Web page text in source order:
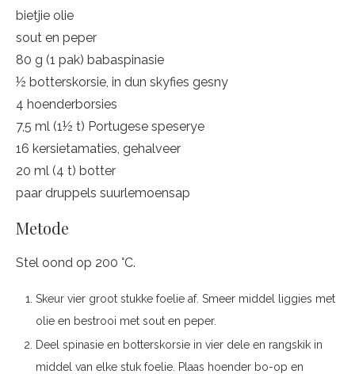
bietjie olie
sout en peper
80 g (1 pak) babaspinasie
½ botterskorsie, in dun skyfies gesny
4 hoenderborsies
7,5 ml (1½ t) Portugese speserye
16 kersietamaties, gehalveer
20 ml (4 t) botter
paar druppels suurlemoensap
Metode
Stel oond op 200 °C.
Skeur vier groot stukke foelie af. Smeer middel liggies met
olie en bestrooi met sout en peper.
Deel spinasie en botterskorsie in vier dele en rangskik in
middel van elke stuk foelie. Plaas hoender bo-op en